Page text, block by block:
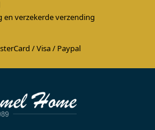
verzekerde verzending
/ Visa / Paypal